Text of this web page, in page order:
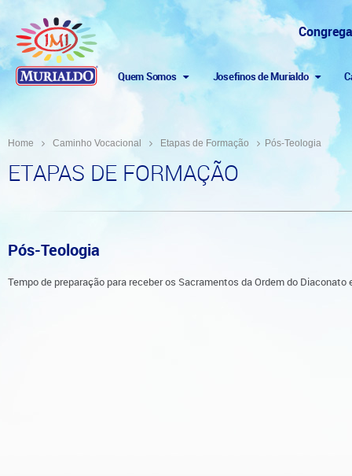
Quem Somos Josefinos de Murialdo
Home Caminho Vocacional Etapas de Formação Pós-Teologia
ETAPAS DE FORMAÇÃO
Pós-Teologia
Tempo de preparação para receber os Sacramentos da Ordem do Diaconato